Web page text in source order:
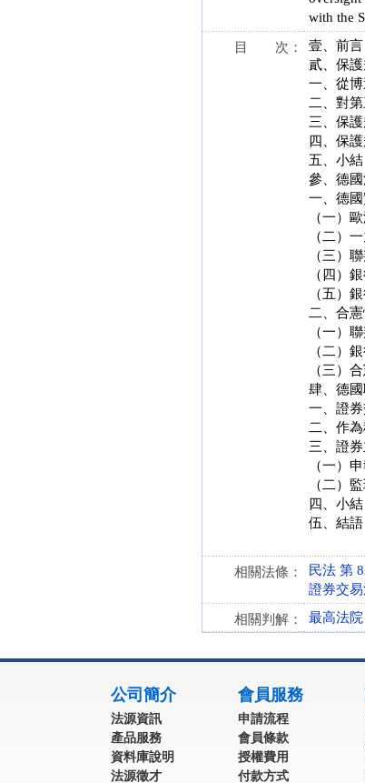
with the
目 次：
壹、前言
貳、保
一、從
二、對
三、保
四、保
五、小結
參、德
一、德
（一）
（二）
（三）
（四）
（五）
二、合
（一）
（二）
（三）
肆、德
一、證
二、作
三、證
（一）
（二）
四、小結
伍、結語
相關法條：
民法 第
證券交
相關判解： 最高法
公司簡介
法源資訊
產品服務
資料庫說明
法源徵才
會員服務
申請流程
會員條款
授權費用
付款方式